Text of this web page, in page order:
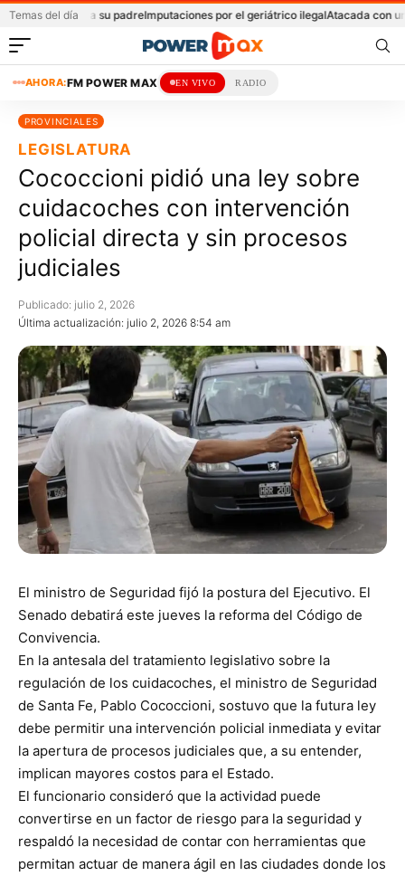
Temas del día
a su padre Imputaciones por el geriátrico ilegalAtacada con una piedra
AHORA:FM POWER MAX EN VIVO RADIO
PROVINCIALES
LEGISLATURA
Cococcioni pidió una ley sobre
cuidacoches con intervención
policial directa y sin procesos
judiciales
Última actualización: julio 2, 2026 8:54 am
Publicado: julio 2, 2026
El ministro de Seguridad fijó la postura del Ejecutivo. El
Senado debatirá este jueves la reforma del Código de
Convivencia.
En la antesala del tratamiento legislativo sobre la
regulación de los cuidacoches, el ministro de Seguridad
de Santa Fe, Pablo Cococcioni, sostuvo que la futura ley
debe permitir una intervención policial inmediata y evitar
la apertura de procesos judiciales que, a su entender,
implican mayores costos para el Estado.
El funcionario consideró que la actividad puede
convertirse en un factor de riesgo para la seguridad y
respaldó la necesidad de contar con herramientas que
permitan actuar de manera ágil en las ciudades donde los